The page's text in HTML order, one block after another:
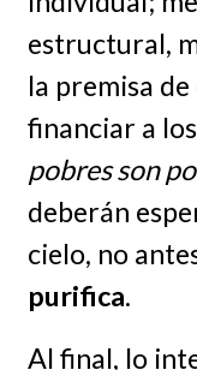
estructural,
la premisa
financiar a
pobres son
deberán
cielo, no
purifica.
Al final, lo